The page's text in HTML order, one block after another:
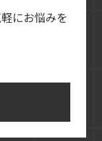
にお悩みを